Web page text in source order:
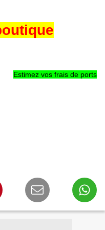
Estimez vos frais de ports